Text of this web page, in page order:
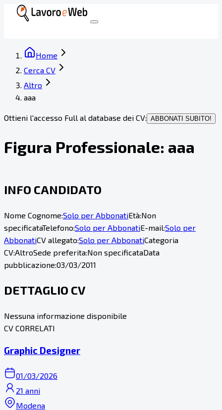
Home
Cerca CV
Altro
aaa
Ottieni l'accesso Full al database dei CV: ABBONATI SUBITO!
Figura Professionale: aaa
INFO CANDIDATO
Nome Cognome:Solo per AbbonatiEtà:Non
specificataTelefono:Solo per AbbonatiE-mail:Solo per
AbbonatiCV allegato:Solo per AbbonatiCategoria
CV:AltroSede preferita:Non specificataData
pubblicazione:03/03/2011
DETTAGLIO CV
Nessuna informazione disponibile
CV CORRELATI
Graphic Designer
01/03/2026
21 anni
Modena